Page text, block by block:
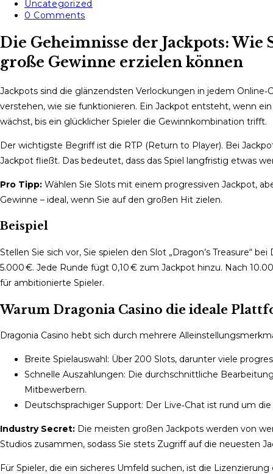
published:
Post
category:
Uncategorized
Post
0 Comments
Die Geheimnisse der Jackpots:
große Gewinne erzielen können
Jackpots sind die glänzendsten Verlockungen in jedem
verstehen, wie sie funktionieren. Ein Jackpot entsteht, wenn
wächst, bis ein glücklicher Spieler die Gewinnkombination trifft.
Der wichtigste Begriff ist die RTP (Return to Player). Bei
Jackpot fließt. Das bedeutet, dass das Spiel langfristig etwas
Pro Tipp: Wählen Sie Slots mit einem progressiven Jackpot,
Gewinne – ideal, wenn Sie auf den großen Hit zielen.
Beispiel
Stellen Sie sich vor, Sie spielen den Slot „Dragon’s Treasure“
5.000 €. Jede Runde fügt 0,10 € zum Jackpot hinzu. Nach
für ambitionierte Spieler.
Warum Dragonia Casino die ideale
Dragonia Casino hebt sich durch mehrere
Breite Spielauswahl: Über 200 Slots, darunter viele
Schnelle Auszahlungen: Die durchschnittliche
Mitbewerbern.
Deutschsprachiger Support: Der Live‑Chat ist rund um
Industry Secret: Die meisten großen Jackpots werden von
Studios zusammen, sodass Sie stets Zugriff auf die neuesten
Für Spieler, die ein sicheres Umfeld suchen, ist die